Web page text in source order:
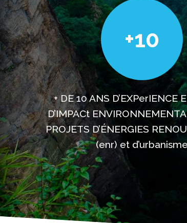
+10
+ DE 10 ANS D’EXPerIENCE
D’IMPACt
PROJETS D’ÉNERGIES
(enr) et d’urbanisme